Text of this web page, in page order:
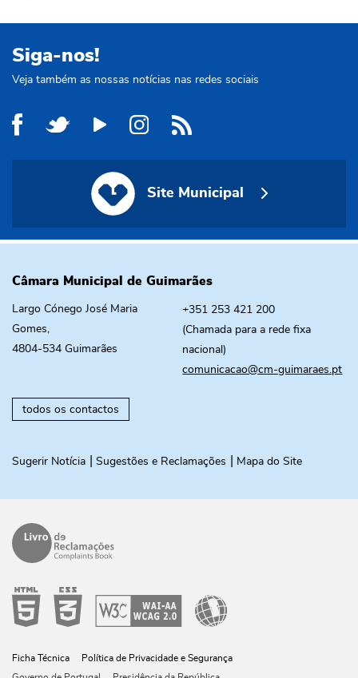
Siga-nos!
Veja também as nossas notícias nas redes sociais
Site Municipal
Câmara Municipal de Guimarães
Largo Cónego José Maria
Gomes,
4804-534 Guimarães
+351 253 421 200
(Chamada para a rede fixa
nacional)
comunicacao@cm-guimaraes.pt
todos os contactos
Sugerir Notícia Sugestões e Reclamações Mapa do Site
Ficha Técnica
Política de Privacidade e Segurança